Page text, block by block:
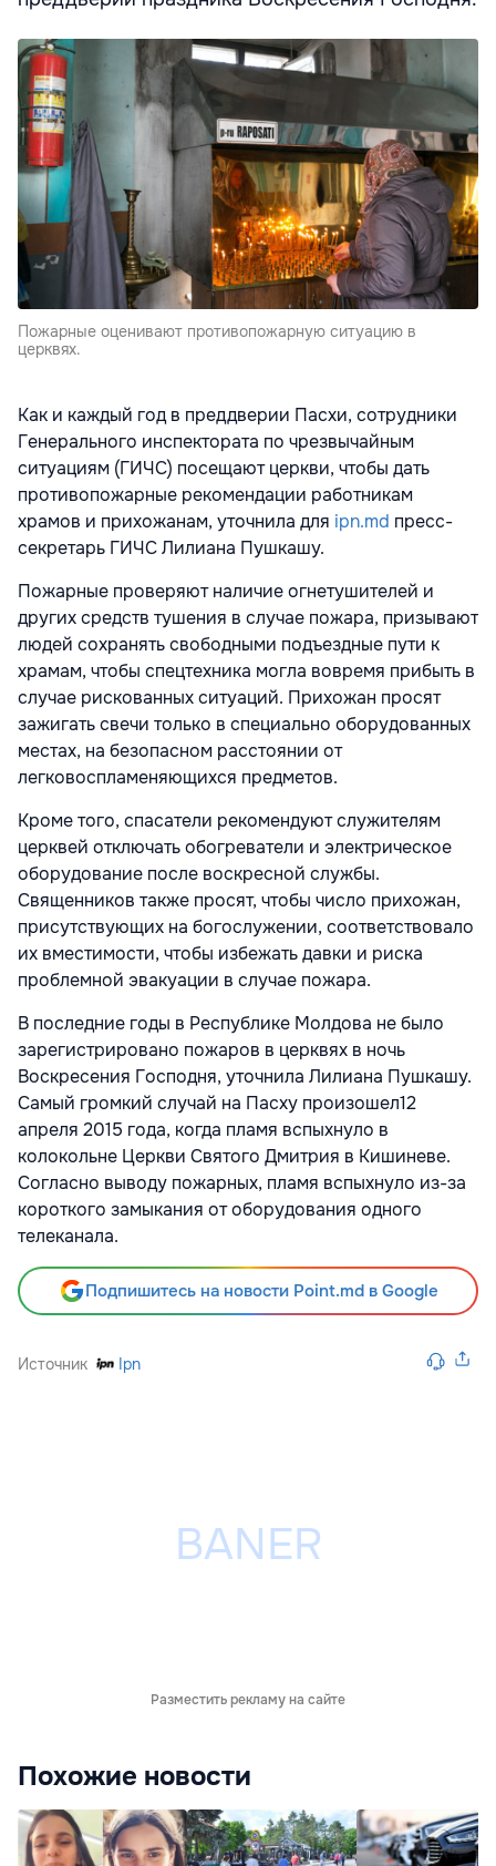
Пожарные оценивают противопожарную ситуацию в
церквях.
Как и каждый год в преддверии Пасхи, сотрудники
Генерального инспектората по чрезвычайным
ситуациям (ГИЧС) посещают церкви, чтобы дать
противопожарные рекомендации работникам
храмов и прихожанам, уточнила для ipn.md пресс-
секретарь ГИЧС Лилиана Пушкашу.
Пожарные проверяют наличие огнетушителей и
других средств тушения в случае пожара, призывают
людей сохранять свободными подъездные пути к
храмам, чтобы спецтехника могла вовремя прибыть в
случае рискованных ситуаций. Прихожан просят
зажигать свечи только в специально оборудованных
местах, на безопасном расстоянии от
легковоспламеняющихся предметов.
Кроме того, спасатели рекомендуют служителям
церквей отключать обогреватели и электрическое
оборудование после воскресной службы.
Священников также просят, чтобы число прихожан,
присутствующих на богослужении, соответствовало
их вместимости, чтобы избежать давки и риска
проблемной эвакуации в случае пожара.
В последние годы в Республике Молдова не было
зарегистрировано пожаров в церквях в ночь
Воскресения Господня, уточнила Лилиана Пушкашу.
Самый громкий случай на Пасху произошел12
апреля 2015 года, когда пламя вспыхнуло в
колокольне Церкви Святого Дмитрия в Кишиневе.
Согласно выводу пожарных, пламя вспыхнуло из-за
короткого замыкания от оборудования одного
телеканала.
Подпишитесь на новости Point.md в Google
Источник Ipn
Разместить рекламу на сайте
Похожие новости